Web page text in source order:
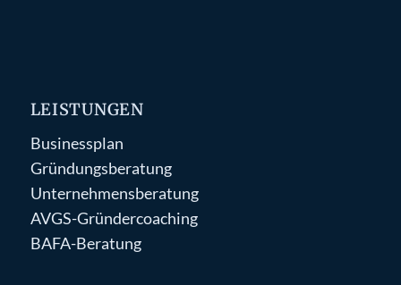
LEISTUNGEN
Businessplan
Gründungsberatung
Unternehmensberatung
AVGS-Gründercoaching
BAFA-Beratung